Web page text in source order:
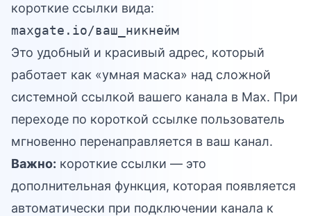
короткие ссылки вида:
maxgate.io/ваш_никнейм
Это удобный и красивый адрес, который
работает как «умная маска» над сложной
системной ссылкой вашего канала в Max. При
переходе по короткой ссылке пользователь
мгновенно перенаправляется в ваш канал.
Важно: короткие ссылки — это
дополнительная функция, которая появляется
автоматически при подключении канала к